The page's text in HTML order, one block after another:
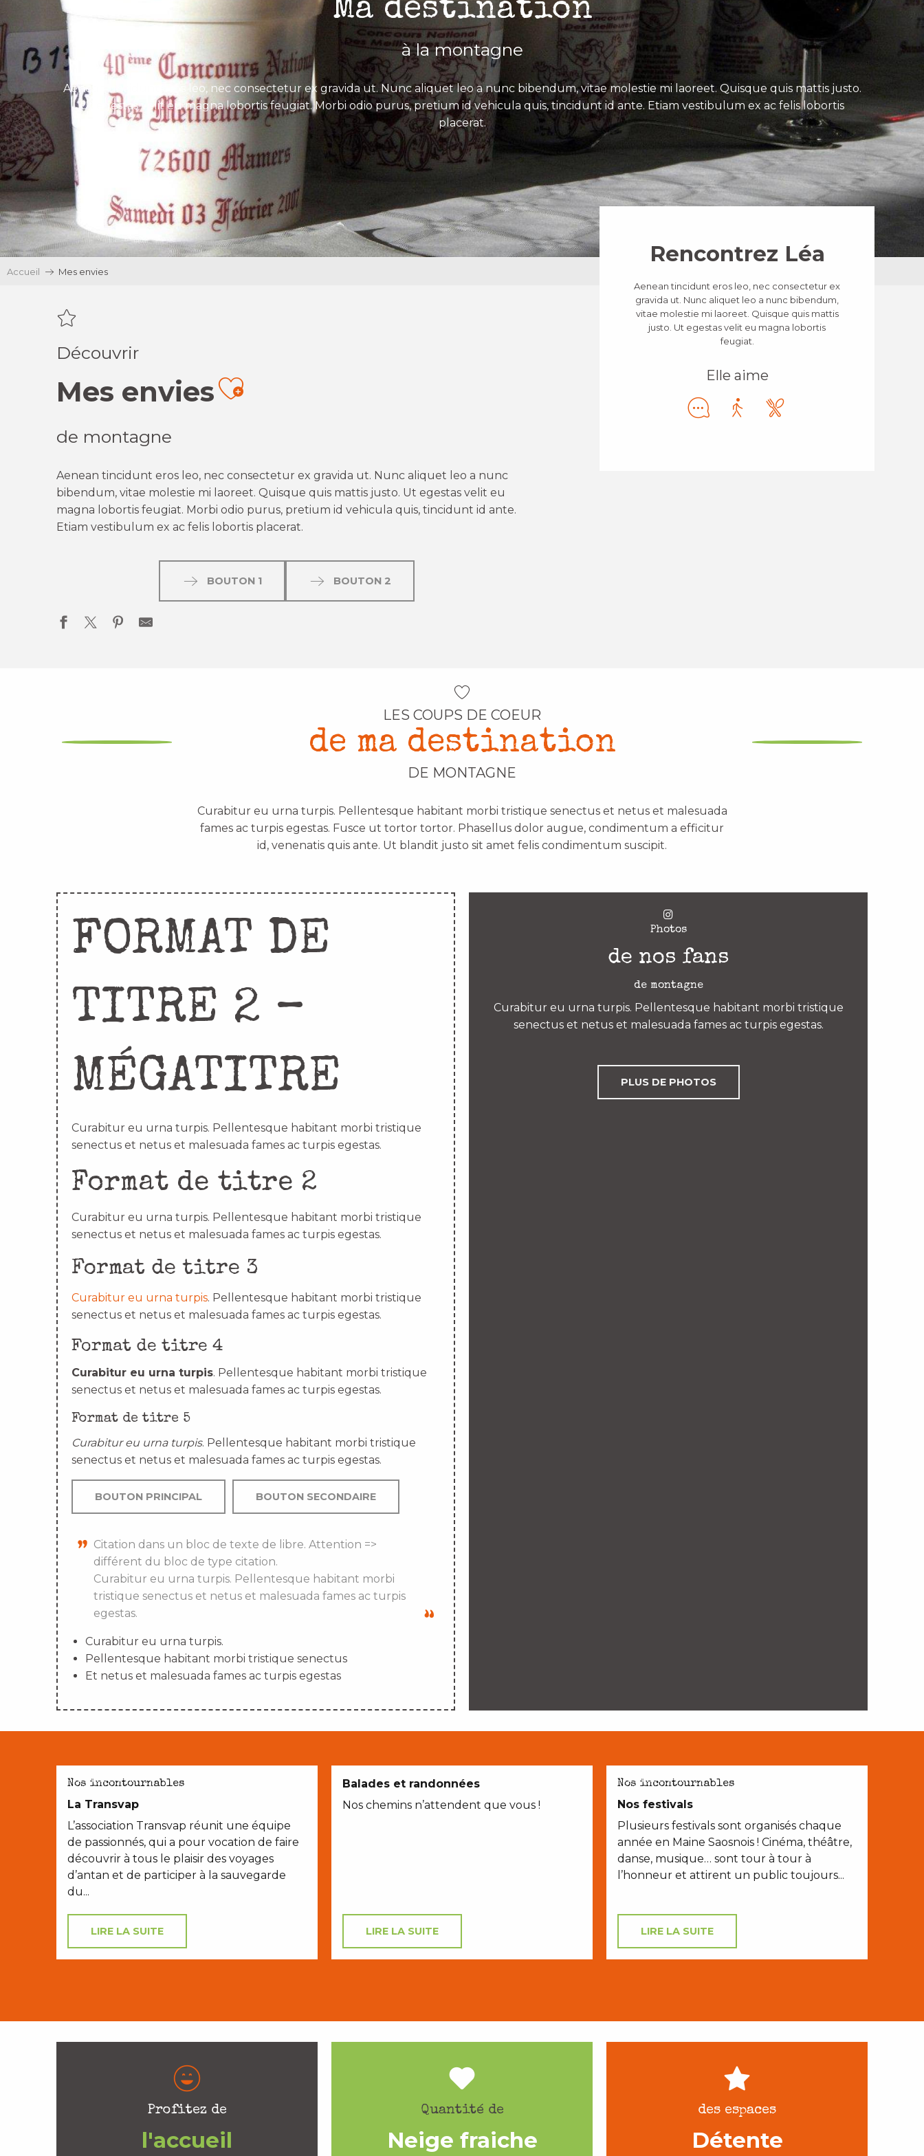
Ma destination
à la montagne
Aenean tincidunt eros leo, nec consectetur ex gravida ut. Nunc aliquet leo a nunc bibendum, vitae molestie mi laoreet. Quisque quis mattis justo.
Ut egestas velit eu magna lobortis feugiat. Morbi odio purus, pretium id vehicula quis, tincidunt id ante. Etiam vestibulum ex ac felis lobortis
placerat.
Accueil Mes envies
Découvrir
Mes enviesAjouter aux favoris
de montagne
Aenean tincidunt eros leo, nec consectetur ex gravida ut. Nunc aliquet leo a nunc
bibendum, vitae molestie mi laoreet. Quisque quis mattis justo. Ut egestas velit eu
magna lobortis feugiat. Morbi odio purus, pretium id vehicula quis, tincidunt id ante.
Etiam vestibulum ex ac felis lobortis placerat.
BOUTON 1 BOUTON 2
Rencontrez Léa
Aenean tincidunt eros leo, nec consectetur ex
gravida ut. Nunc aliquet leo a nunc bibendum,
vitae molestie mi laoreet. Quisque quis mattis
justo. Ut egestas velit eu magna lobortis
feugiat.
Elle aime
LES COUPS DE COEUR
de ma destination
DE MONTAGNE
Curabitur eu urna turpis. Pellentesque habitant morbi tristique senectus et netus et malesuada
fames ac turpis egestas. Fusce ut tortor tortor. Phasellus dolor augue, condimentum a efficitur
id, venenatis quis ante. Ut blandit justo sit amet felis condimentum suscipit.
FORMAT DE
TITRE 2 –
MÉGATITRE
Curabitur eu urna turpis. Pellentesque habitant morbi tristique
senectus et netus et malesuada fames ac turpis egestas.
Format de titre 2
Curabitur eu urna turpis. Pellentesque habitant morbi tristique
senectus et netus et malesuada fames ac turpis egestas.
Format de titre 3
Curabitur eu urna turpis. Pellentesque habitant morbi tristique
senectus et netus et malesuada fames ac turpis egestas.
Format de titre 4
Curabitur eu urna turpis. Pellentesque habitant morbi tristique
senectus et netus et malesuada fames ac turpis egestas.
Format de titre 5
Curabitur eu urna turpis. Pellentesque habitant morbi tristique
senectus et netus et malesuada fames ac turpis egestas.
BOUTON PRINCIPAL BOUTON SECONDAIRE
Citation dans un bloc de texte de libre. Attention =>
différent du bloc de type citation.
Curabitur eu urna turpis. Pellentesque habitant morbi
tristique senectus et netus et malesuada fames ac turpis
egestas.
Curabitur eu urna turpis.
Pellentesque habitant morbi tristique senectus
Et netus et malesuada fames ac turpis egestas
Photos
de nos fans
de montagne
Curabitur eu urna turpis. Pellentesque habitant morbi tristique
senectus et netus et malesuada fames ac turpis egestas.
PLUS DE PHOTOS
AVEC LES ENFANTS
Nos incontournables
La Transvap
L’association Transvap réunit une équipe
de passionnés, qui a pour vocation de faire
découvrir à tous le plaisir des voyages
d’antan et de participer à la sauvegarde
du...
LIRE LA SUITE
Balades et randonnées
Nos chemins n’attendent que vous !
LIRE LA SUITE
AVEC LES ENFANTS
Nos incontournables
Nos festivals
Plusieurs festivals sont organisés chaque
année en Maine Saosnois ! Cinéma, théâtre,
danse, musique… sont tour à tour à
l’honneur et attirent un public toujours...
LIRE LA SUITE
Profitez de
l'accueil
Quantité de
Neige fraiche
des espaces
Détente